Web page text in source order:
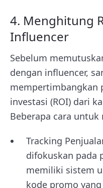
4. Menghitung
Influencer
Sebelum
dengan influencer,
mempertimbangkan
investasi (ROI) dari
Beberapa cara
Tracking
difokuskan pada
memiliki sistem
kode promo